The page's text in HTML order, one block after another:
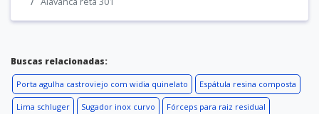
Buscas relacionadas:
Porta agulha castroviejo com widia quinelato Espátula resina composta
Lima schluger Sugador inox curvo Fórceps para raiz residual